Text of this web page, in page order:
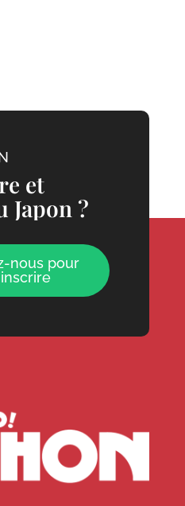
et
Japon ?
nous pour